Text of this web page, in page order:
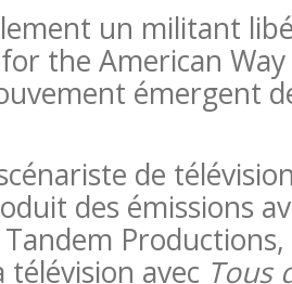
un militant
the American
émergent
de
des émissions
avec Tous